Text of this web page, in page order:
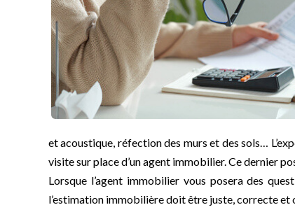
et acoustique, réfection des murs et des sols…
visite sur place d’un agent immobilier. Ce dernier
Lorsque l’agent immobilier vous posera des
l’estimation immobilière doit être juste, correcte et